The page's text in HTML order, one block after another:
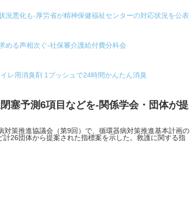
況悪化も-厚労省が精神保健福祉センターの対応状況を公表
める声相次ぐ-社保審介護給付費分科会
レ用消臭剤 1プッシュで24時間かんたん消臭
塞予測6項目などを-関係学会・団体が提
策推進協議会（第9回）で、循環器病対策推進基本計画の
26団体から提案された指標案を示した。救護に関する指